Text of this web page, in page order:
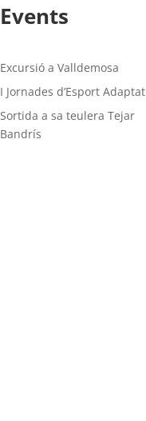
Events
Excursió a Valldemosa
I Jornades d’Esport Adaptat
Sortida a sa teulera Tejar
Bandrís